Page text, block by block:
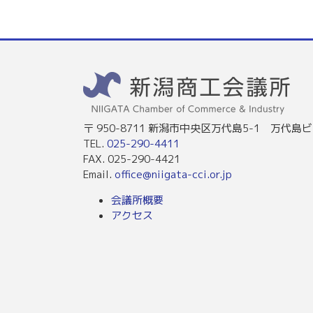
〒 950-8711 新潟市中央区万代島5-1 万代島
TEL. 025-290-4411
FAX. 025-290-4421
Email. office@niigata-cci.or.jp
会議所概要
アクセス